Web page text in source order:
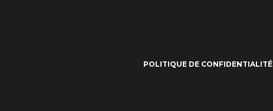
POLITIQUE DE CONFIDENTIALITÉ